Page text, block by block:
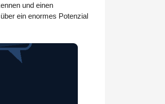
und einen
ein enormes Potenzial